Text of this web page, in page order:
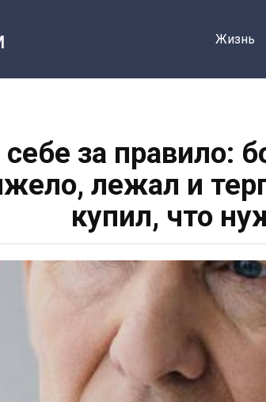
Жизнь
себе за правило:
лежал и
купил, что